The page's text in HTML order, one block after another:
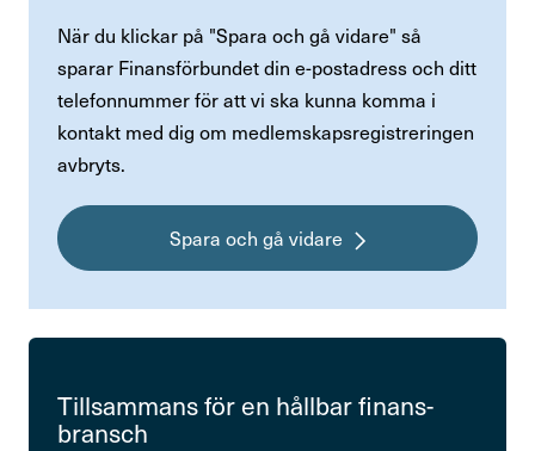
När du klickar på "Spara och gå vidare" så
sparar Finansförbundet din e-postadress och ditt
telefonnummer för att vi ska kunna komma i
kontakt med dig om medlemskapsregistreringen
avbryts.
Spara och gå vidare
Till­sam­mans för en hållbar finans­
bransch